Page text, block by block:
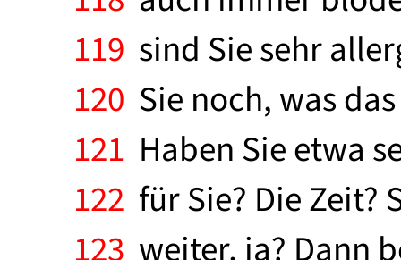
119 sind Sie sehr
120 Sie noch, was
121 Haben Sie etwa
122 für Sie? Die Zeit?